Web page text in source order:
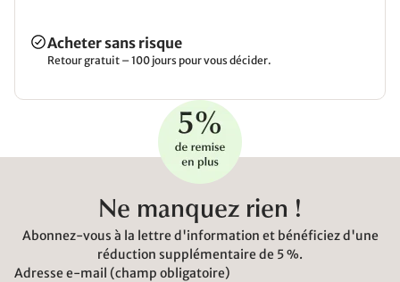
Acheter sans risque
Retour gratuit – 100 jours pour vous décider.
Ne manquez rien !
Abonnez-vous à la lettre d'information et bénéficiez d'une
réduction supplémentaire de 5 %.
Adresse e-mail (champ obligatoire)